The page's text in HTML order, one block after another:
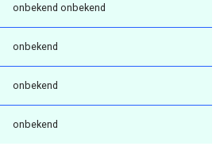
onbekend onbekend
onbekend
onbekend
onbekend